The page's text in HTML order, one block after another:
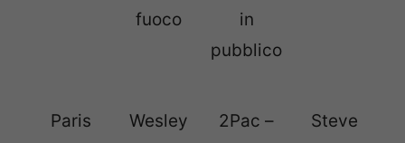
fuoco
in
pubblico
Paris
Wesley
2Pac –
Steve